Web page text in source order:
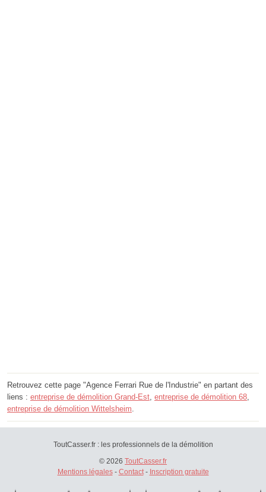
Retrouvez cette page "Agence Ferrari Rue de l'Industrie" en partant des
liens : entreprise de démolition Grand-Est, entreprise de démolition 68,
entreprise de démolition Wittelsheim.
ToutCasser.fr : les professionnels de la démolition
© 2026 ToutCasser.fr
Mentions légales- Contact- Inscription gratuite